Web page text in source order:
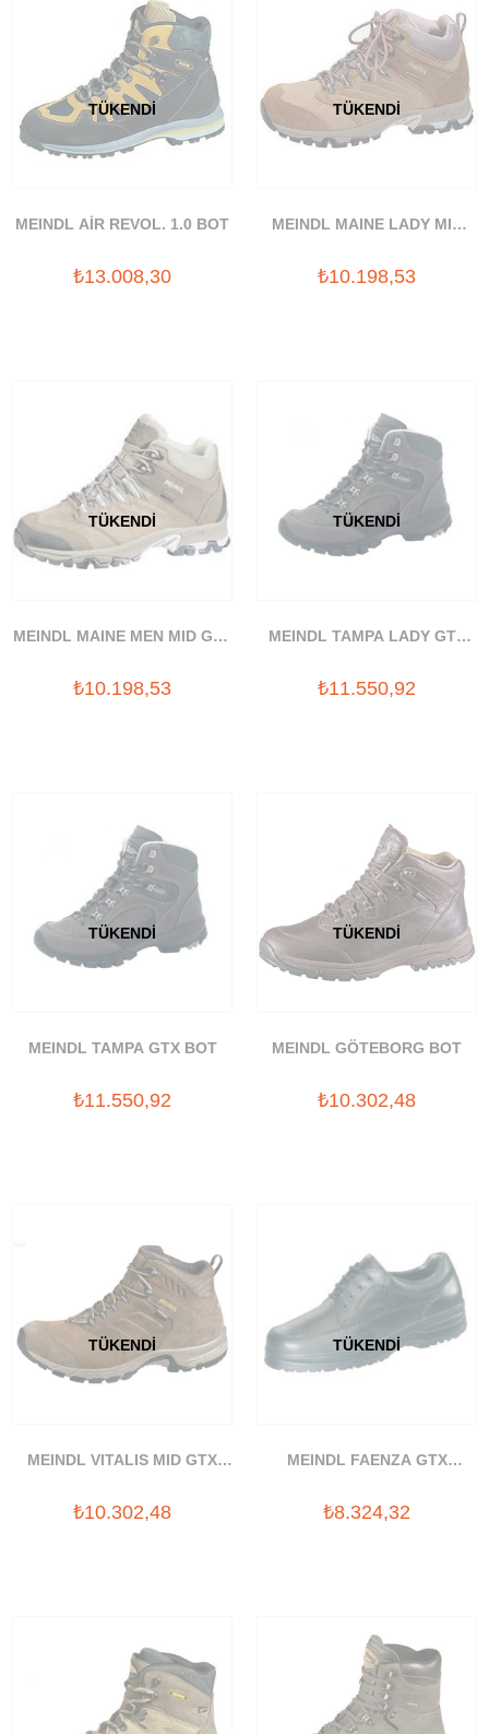
TÜKENDI
MEINDL AİR REVOL. 1.0 BOT
₺13.008,30
TÜKENDI
MEINDL MAINE LADY MID
₺10.198,53
TÜKENDI
MEINDL MAINE MEN MID GTX
₺10.198,53
TÜKENDI
MEINDL TAMPA LADY GTX
₺11.550,92
TÜKENDI
MEINDL TAMPA GTX BOT
₺11.550,92
TÜKENDI
MEINDL GÖTEBORG BOT
₺10.302,48
TÜKENDI
MEINDL VITALIS MID GTX
₺10.302,48
TÜKENDI
MEINDL FAENZA GTX
₺8.324,32